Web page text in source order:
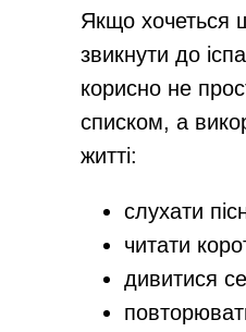
Якщо хочеться
звикнути до
корисно не
списком, а
житті:
слухати
читати
дивитися